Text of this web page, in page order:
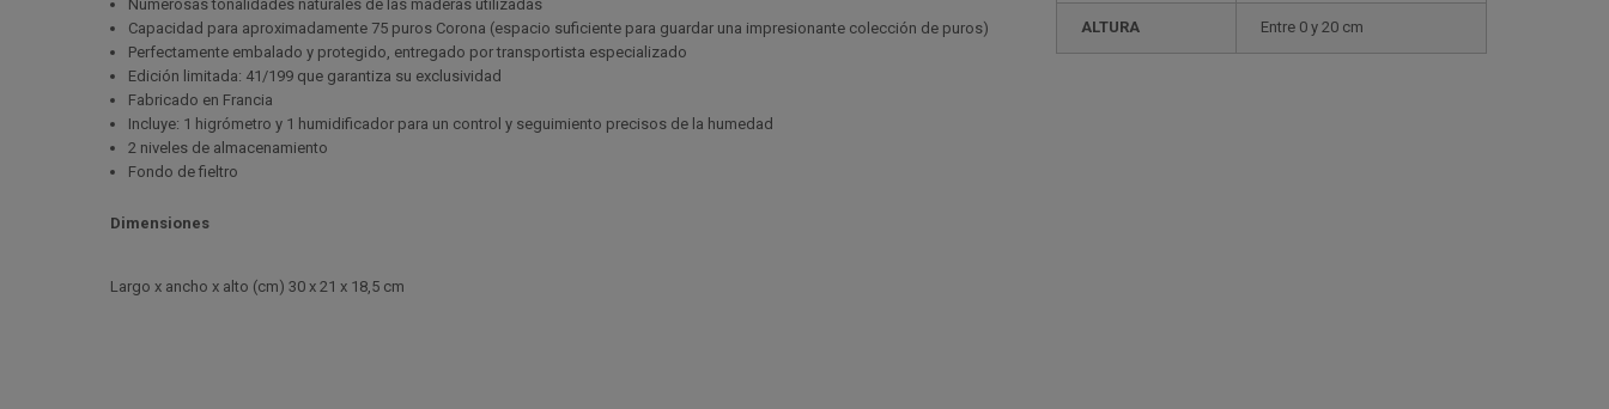
ALTURA entre 0 y 20 cm
Numerosas tonalidades naturales de las maderas utilizadas
Capacidad para aproximadamente 75 puros Corona (espacio suficiente para guardar una impresionante colección de puros)
Perfectamente embalado y protegido, entregado por transportista especializado
Edición limitada: 41/199 que garantiza su exclusividad
Fabricado en Francia
Incluye: 1 higrómetro y 1 humidificador para un control y seguimiento precisos de la humedad
2 niveles de almacenamiento
Fondo de fieltro
Dimensiones
Largo x ancho x alto (cm) 30 x 21 x 18,5 cm